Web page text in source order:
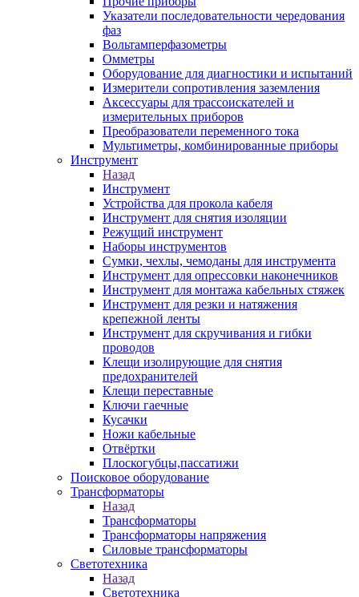
Указатели последовательности чередования
фаз
Вольтамперфазометры
Омметры
Оборудование для диагностики и испытаний
Измерители сопротивления заземления
Аксессуары для трассоискателей и
измерительных приборов
Преобразователи переменного тока
Мультиметры, комбинированные приборы
Инструмент
Назад
Инструмент
Устройства для прокола кабеля
Инструмент для снятия изоляции
Режущий инструмент
Наборы инструментов
Сумки, чехлы, чемоданы для инструмента
Инструмент для опрессовки наконечников
Инструмент для монтажа кабельных стяжек
Инструмент для резки и натяжения
крепежной ленты
Инструмент для скручивания и гибки
проводов
Клещи изолирующие для снятия
предохранителей
Клещи переставные
Ключи гаечные
Кусачки
Ножи кабельные
Отвёртки
Плоскогубцы,пассатижи
Поисковое оборудование
Трансформаторы
Назад
Трансформаторы
Трансформаторы напряжения
Силовые трансформаторы
Светотехника
Назад
Светотехника